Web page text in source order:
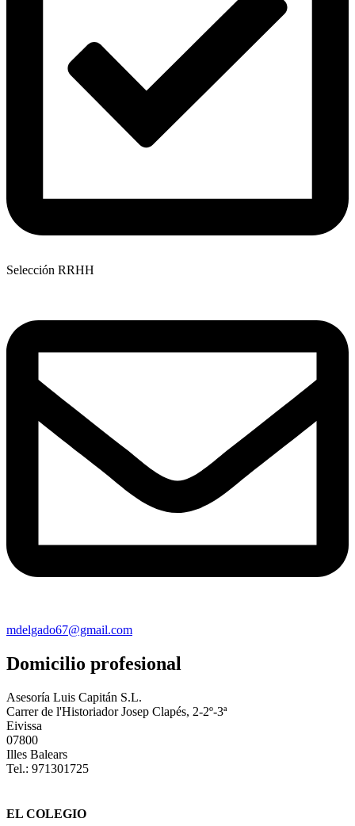
Selección RRHH
mdelgado67@gmail.com
Domicilio profesional
Asesoría Luis Capitán S.L.
Carrer de l'Historiador Josep Clapés, 2-2º-3ª
Eivissa
07800
Illes Balears
Tel.: 971301725
EL COLEGIO